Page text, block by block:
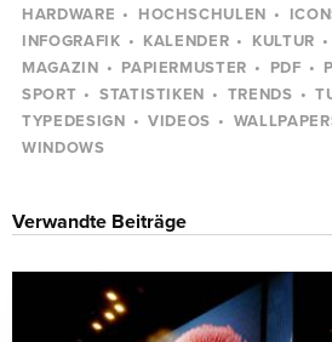
HARDWARE
HOCHSCHULEN
INFOGRAFIK
KALENDER KULTUR
MAGAZIN
PAPIERMUSTER PDF
SPORT
STATISTIKEN TRENDS
TYPEDESIGN
VIDEOS
WINDOWS
Verwandte Beiträge